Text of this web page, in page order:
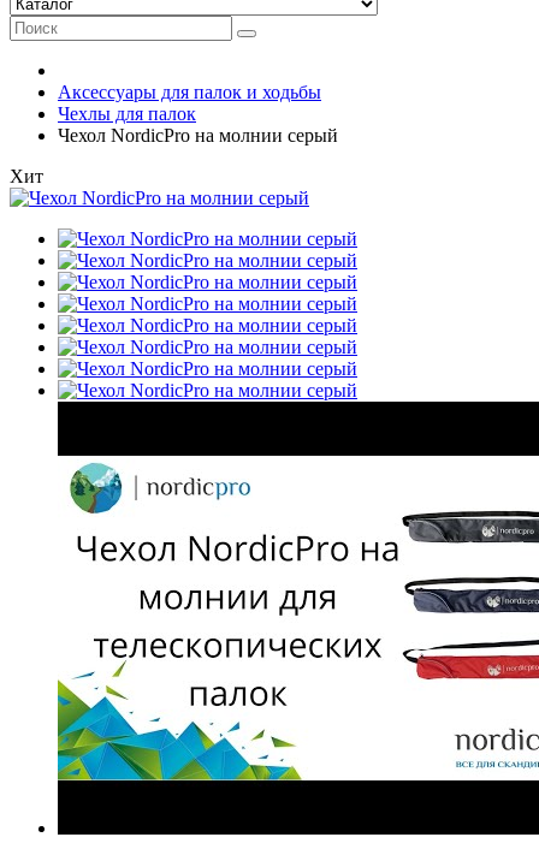
Аксессуары для палок и ходьбы
Чехлы для палок
Чехол NordicPro на молнии серый
Хит